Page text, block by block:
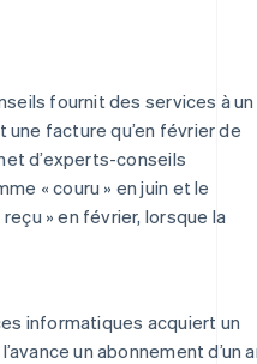
fournit des services à un
une facture qu’en février de
d’experts-conseils
« couru » en juin et le
» en février, lorsque la
informatiques acquiert un
un abonnement d’un